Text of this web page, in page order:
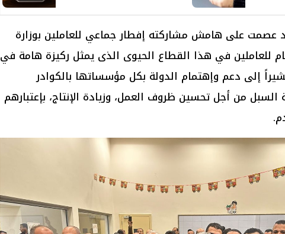
عصمت على هامش مشاركته إفطار جماعي للعاملين بوزارة
للعاملين في هذا القطاع الحيوى الذى يمثل ركيزة هامة في
إلى دعم وإهتمام الدولة بكل مؤسساتها بالكوادر
السبل من أجل تحسين ظروف العمل، وزيادة الإنتاج، بإعتبارهم